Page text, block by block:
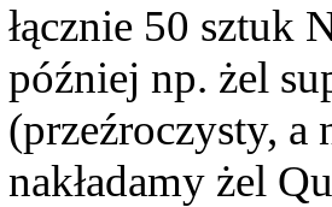
łącznie 50 sztuk
później np. żel
(przeźroczysty, a
nakładamy żel